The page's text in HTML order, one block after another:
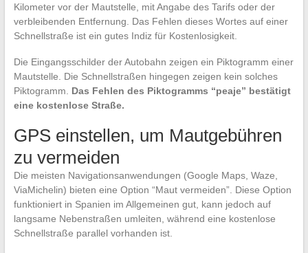
Kilometer vor der Mautstelle, mit Angabe des Tarifs oder der
verbleibenden Entfernung. Das Fehlen dieses Wortes auf einer
Schnellstraße ist ein gutes Indiz für Kostenlosigkeit.
Die Eingangsschilder der Autobahn zeigen ein Piktogramm einer
Mautstelle. Die Schnellstraßen hingegen zeigen kein solches
Piktogramm. Das Fehlen des Piktogramms “peaje” bestätigt
eine kostenlose Straße.
GPS einstellen, um Mautgebühren
zu vermeiden
Die meisten Navigationsanwendungen (Google Maps, Waze,
ViaMichelin) bieten eine Option “Maut vermeiden”. Diese Option
funktioniert in Spanien im Allgemeinen gut, kann jedoch auf
langsame Nebenstraßen umleiten, während eine kostenlose
Schnellstraße parallel vorhanden ist.